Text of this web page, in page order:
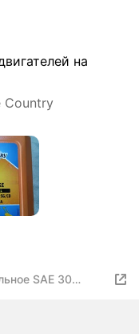
на
Country
SAE 30